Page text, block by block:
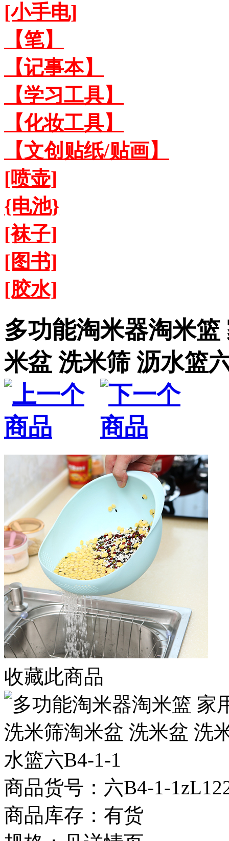
[小手电]
【笔】
【记事本】
【学习工具】
【化妆工具】
【文创贴纸/贴画】
[喷壶]
{电池}
[袜子]
[图书]
[胶水]
多功能淘米器淘米
米盆 洗米筛 沥水篮
收藏此商品
商品货号：六B4-1-
商品库存：有货